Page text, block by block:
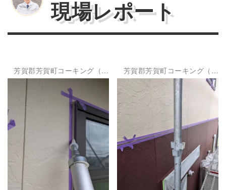
現場レポート
芳賀郡芳賀町コーキング（シ
ーリング）防水工事
芳賀郡芳賀町コーキング（シ
ーリング）防水工事